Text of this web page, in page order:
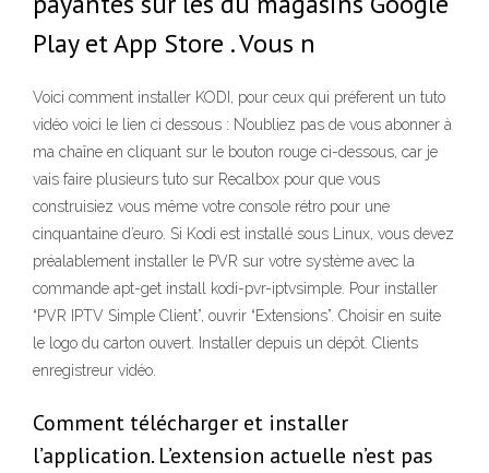
Play et App Store . Vous n
Voici comment installer KODI, pour ceux qui préferent un tuto
vidéo voici le lien ci dessous : N’oubliez pas de vous abonner à
ma chaîne en cliquant sur le bouton rouge ci-dessous, car je
vais faire plusieurs tuto sur Recalbox pour que vous
construisiez vous même votre console rétro pour une
cinquantaine d’euro. Si Kodi est installé sous Linux, vous devez
préalablement installer le PVR sur votre système avec la
commande apt-get install kodi-pvr-iptvsimple. Pour installer
“PVR IPTV Simple Client”, ouvrir “Extensions”. Choisir en suite
le logo du carton ouvert. Installer depuis un dépôt. Clients
enregistreur vidéo.
Comment télécharger et installer
l’application. L’extension actuelle n’est pas